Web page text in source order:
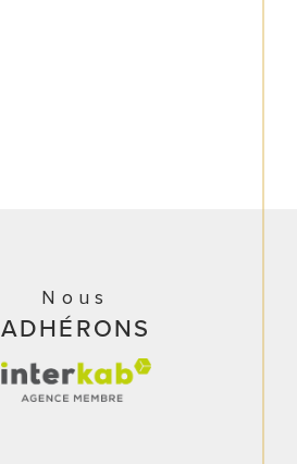
Nous
ADHÉRONS